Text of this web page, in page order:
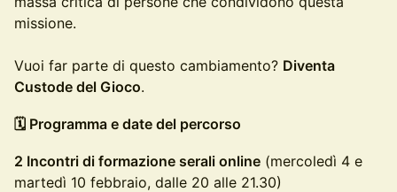
missione.
Vuoi far parte di questo cambiamento? Diventa
Custode del Gioco.
🗓️ Programma e date del percorso
2 Incontri di formazione serali online (mercoledì 4 e
martedì 10 febbraio, dalle 20 alle 21.30)